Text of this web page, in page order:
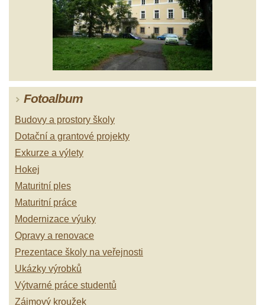
Fotoalbum
Budovy a prostory školy
Dotační a grantové projekty
Exkurze a výlety
Hokej
Maturitní ples
Maturitní práce
Modernizace výuky
Opravy a renovace
Prezentace školy na veřejnosti
Ukázky výrobků
Výtvarné práce studentů
Zájmový kroužek